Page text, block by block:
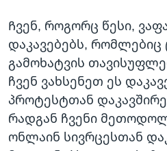
Ჩვენ, როგორც წესი,
დაკავებებს,
გამოხატვის
ჩვენ ვახსენეთ ეს
პროტესტთან
რადგან ჩვენი
ონლაინ სივრცესთან